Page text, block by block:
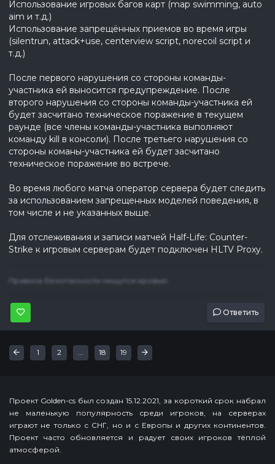
Использование игровых багов карт (map swimming, auto
aim и т.д.)
Использование запрещённых приемов во время игры
(silentrun, attack+use, centerview script, norecoil script и
т.д.)
После первого нарушения со стороны команды-
участника ей выносится предупреждение. После
второго нарушения со стороны команды-участника ей
будет засчитано техническое поражение в текущем
раунде (все члены команды-участника выполняют
команду kill в консоли). После третьего нарушения со
стороны команы-участника ей будет засчитано
техническое поражение во встрече.
Во время любого матча оператор сервера будет следить
за использованием запрещенных моделей поведения, в
том числе и не указанных выше.
Для отслеживания и записи матчей Half-Life: Counter-
Strike к игровым серверам будет подключен HLTV Proxy.
Правила безопасности пишутся кровью.
Ответить
« Первая
1 2 ... 18 19 »
Проект Golden-cs был создан 15.12.2021, за короткий срок набрал
не маленькую популярность среди игроков, на серверах
играют не только с СНГ, но и с Европы и других континентов.
Проект часто обновляется и радует своих игроков тёплой
атмосферой.